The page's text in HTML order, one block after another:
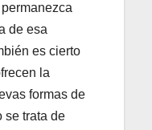
de esa
es cierto
la
formas de
se trata de